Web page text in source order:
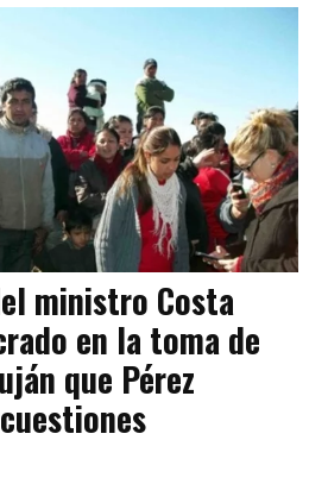
ministro Costa
en la toma de
que Pérez